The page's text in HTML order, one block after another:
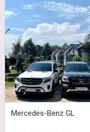
Mercedes-Benz GL